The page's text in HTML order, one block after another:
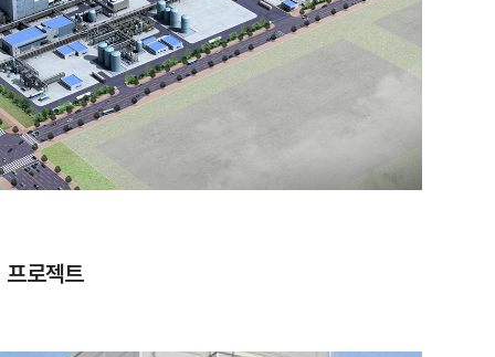
로젝트